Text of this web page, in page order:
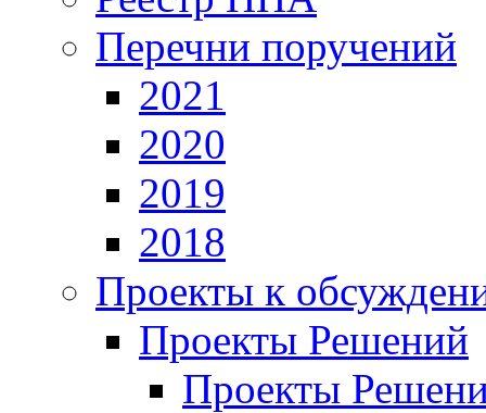
Перечни поручений
2021
2020
2019
2018
Проекты к
Проекты Решений
Проекты